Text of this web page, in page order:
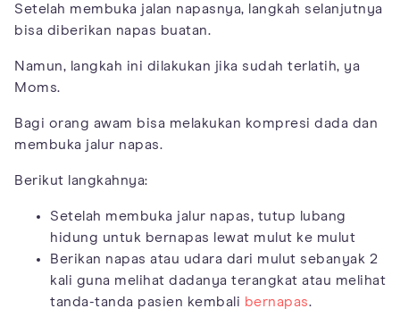
Setelah membuka jalan napasnya, langkah selanjutnya
bisa diberikan napas buatan.
Namun, langkah ini dilakukan jika sudah terlatih, ya
Moms.
Bagi orang awam bisa melakukan kompresi dada dan
membuka jalur napas.
Berikut langkahnya:
Setelah membuka jalur napas, tutup lubang
hidung untuk bernapas lewat mulut ke mulut
Berikan napas atau udara dari mulut sebanyak 2
kali guna melihat dadanya terangkat atau melihat
tanda-tanda pasien kembali bernapas.